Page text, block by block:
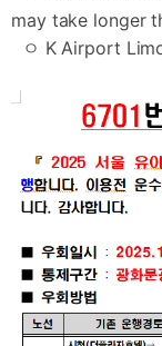
may take longer
ㅇ K Airport